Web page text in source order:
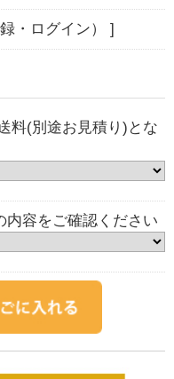
・ログイン） ]
料(別途お見積り)とな
内容をご確認ください